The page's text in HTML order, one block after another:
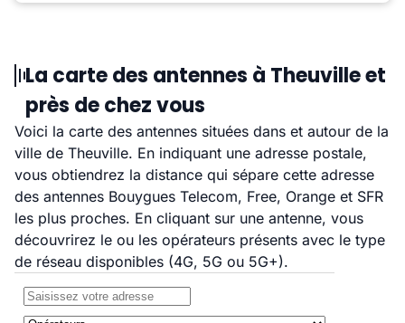
La carte des antennes à Theuville et
près de chez vous
Voici la carte des antennes situées dans et autour de la
ville de Theuville. En indiquant une adresse postale,
vous obtiendrez la distance qui sépare cette adresse
des antennes Bouygues Telecom, Free, Orange et SFR
les plus proches. En cliquant sur une antenne, vous
découvrirez le ou les opérateurs présents avec le type
de réseau disponibles (4G, 5G ou 5G+).